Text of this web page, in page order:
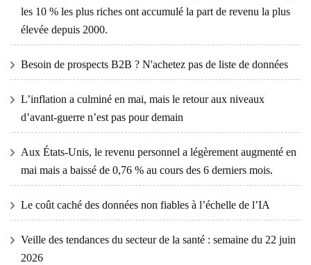
les 10 % les plus riches ont accumulé la part de revenu la plus
élevée depuis 2000.
Besoin de prospects B2B ? N'achetez pas de liste de données
L’inflation a culminé en mai, mais le retour aux niveaux
d’avant-guerre n’est pas pour demain
Aux États-Unis, le revenu personnel a légèrement augmenté en
mai mais a baissé de 0,76 % au cours des 6 derniers mois.
Le coût caché des données non fiables à l’échelle de l’IA
Veille des tendances du secteur de la santé : semaine du 22 juin
2026